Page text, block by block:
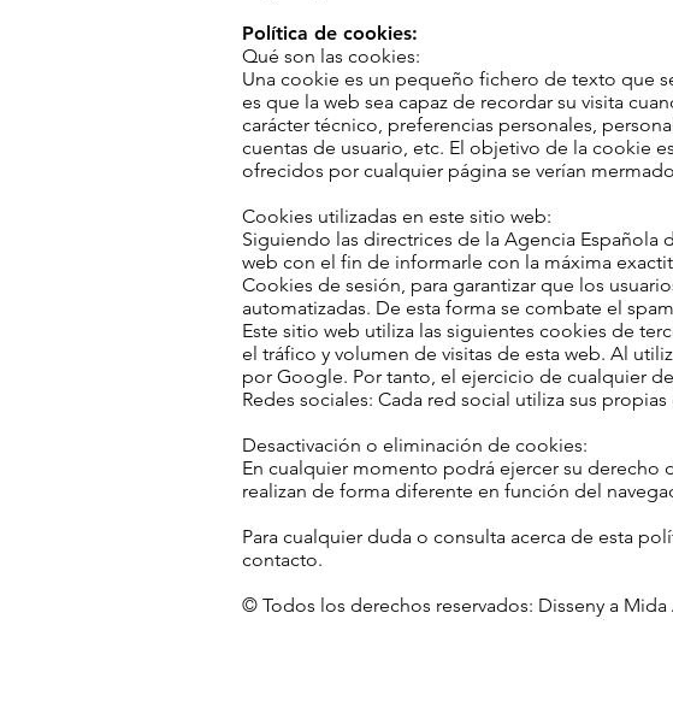
Política de cookies:
Qué son las cookies:
Una cookie es un pequeño fichero de texto que
es que la web sea capaz de recordar su visita
carácter técnico, preferencias personales,
cuentas de usuario, etc. El objetivo de la cookie
ofrecidos por cualquier página se verían
Cookies utilizadas en este sitio web:
Siguiendo las directrices de la Agencia
web con el fin de informarle con la máxima
Cookies de sesión, para garantizar que los
automatizadas. De esta forma se combate el
Este sitio web utiliza las siguientes cookies de
el tráfico y volumen de visitas de esta web. Al
por Google. Por tanto, el ejercicio de cualquier
Redes sociales: Cada red social utiliza sus
Desactivación o eliminación de cookies:
En cualquier momento podrá ejercer su derecho
realizan de forma diferente en función del
Para cualquier duda o consulta acerca de esta
contacto.
© Todos los derechos reservados: Disseny a